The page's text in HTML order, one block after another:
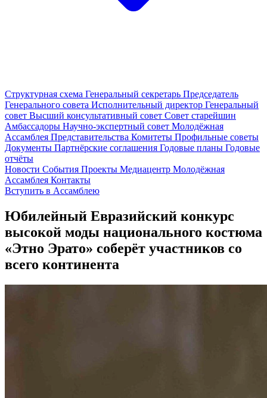
Структурная схема Генеральный секретарь Председатель
Генерального совета Исполнительный директор Генеральный
совет Высший консультативный совет Совет старейшин
Амбассадоры Научно-экспертный совет Молодёжная
Ассамблея Представительства Комитеты Профильные советы
Документы Партнёрские соглашения Годовые планы Годовые
отчёты
Новости События Проекты Медиацентр Молодёжная
Ассамблея Контакты
Вступить в Ассамблею
Юбилейный Евразийский конкурс
высокой моды национального костюма
«Этно Эрато» соберёт участников со
всего континента